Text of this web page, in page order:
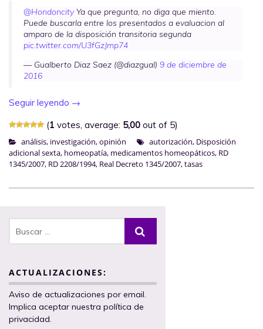
@HondoncityYa que pregunta, no diga que miento.
Puede buscarla entre los presentados a evaluacion al
amparo de la disposición transitoria segunda
pic.twitter.com/U3fGzJmp74
— Gualberto Diaz Saez (@diazgual) 9 de diciembre de
2016
Seguir leyendo →
(1 votes, average: 5,00 out of 5)
análisis, investigación,opinión autorización, Disposición
adicional sexta, homeopatía, medicamentos homeopáticos, RD
1345/2007, RD 2208/1994, Real Decreto 1345/2007,tasas
ACTUALIZACIONES:
Aviso de actualizaciones por email.
Implica aceptar nuestra política de
privacidad.